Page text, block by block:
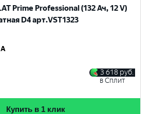
Prime Professional (132 Ач, 12 V)
D4 арт.VST1323
3 618 руб.
в Сплит
Купить в 1 клик